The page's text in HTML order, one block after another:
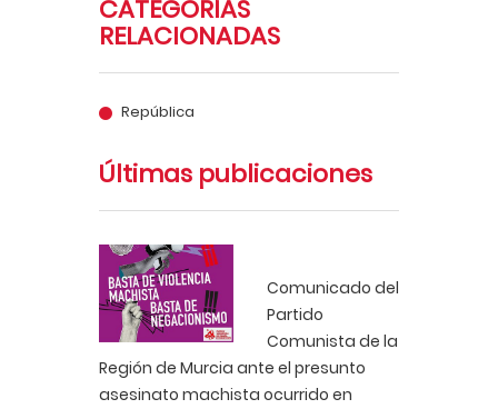
CATEGORÍAS
RELACIONADAS
República
Últimas publicaciones
Comunicado del
Partido
Comunista de la
Región de Murcia ante el presunto
asesinato machista ocurrido en